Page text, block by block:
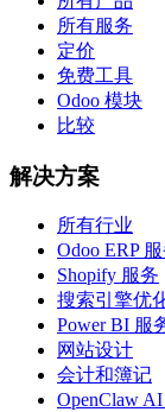
所有服务
定价
免费工具
Odoo 模块
比较
解决方案
所有行业
Odoo ERP
Shopify 服务
搜索引擎优
Power BI 服
网站设计
会计和簿记
OpenClaw